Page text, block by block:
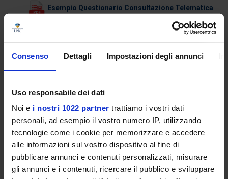
Consenso Dettagli Impostazioni degli annunci
Uso responsabile dei dati
Noi e i nostri 1022 partner trattiamo i vostri dati
personali, ad esempio il vostro numero IP, utilizzando
tecnologie come i cookie per memorizzare e accedere
alle informazioni sul vostro dispositivo al fine di
pubblicare annunci e contenuti personalizzati, misurare
gli annunci e i contenuti, ricercare il pubblico e sviluppare
Esempio Questionario Consultazione Telematica
Linee guida scheda di monitoraggio
Template Schede Monitoraggio
Linee Guida Relazione Scuola UGG
Linee Guida OFA SU&G
Linee Guida Syllabus LCU_pub
Template Syllabus